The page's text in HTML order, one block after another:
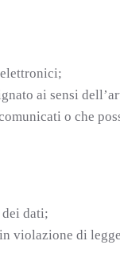
ai sensi
o che
dati;
di